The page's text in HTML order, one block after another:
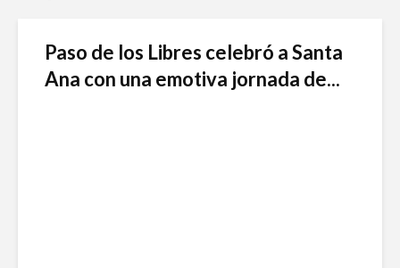
Paso de los Libres celebró a Santa
Ana con una emotiva jornada de...